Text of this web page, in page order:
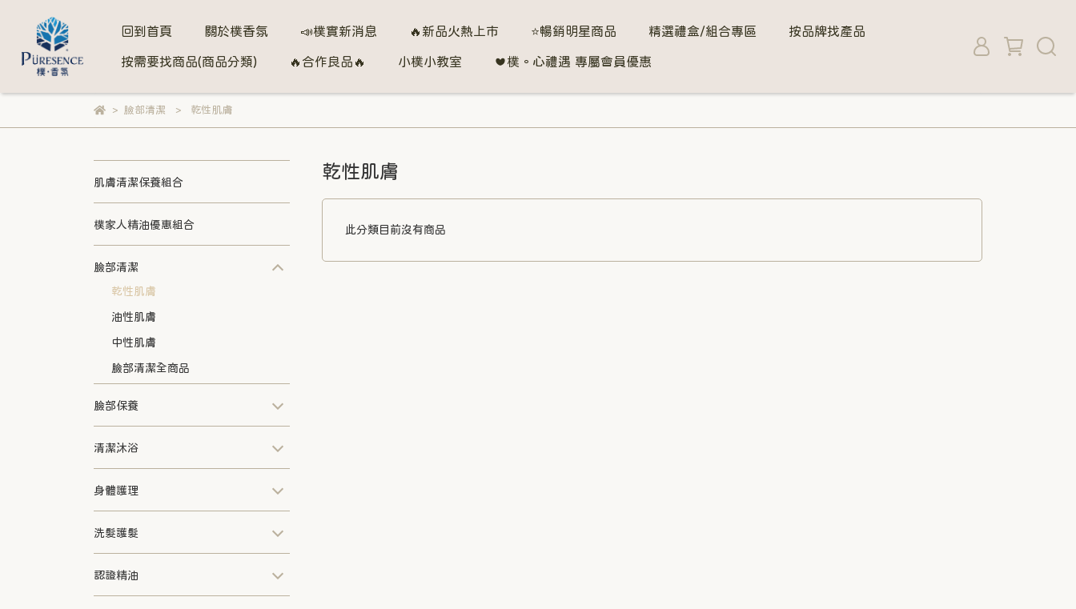
回到首頁 關於樸香氛 📣樸實新消息 🔥新品火熱上市 ⭐暢銷明星商品 精選禮盒/組合專區 按品牌找產品
按需要找商品(商品分類) 🔥合作良品🔥 小樸小教室 ❤️樸。心禮遇 專屬會員優惠
臉部清潔 乾性肌膚
肌膚清潔保養組合
樸家人精油優惠組合
臉部清潔
乾性肌膚
油性肌膚
中性肌膚
臉部清潔全商品
臉部保養
清潔沐浴
身體護理
洗髮護髮
認證精油
乾性肌膚
此分類目前沒有商品